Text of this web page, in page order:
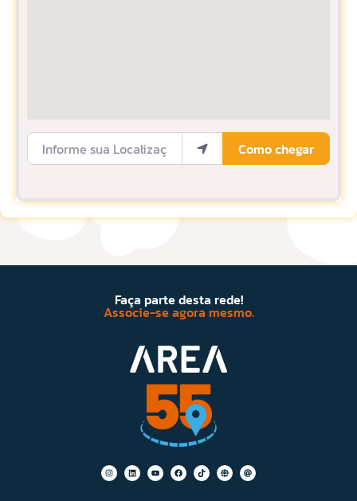
Informe sua Localização
Como chegar
Faça parte desta rede!
Associe-se agora mesmo.